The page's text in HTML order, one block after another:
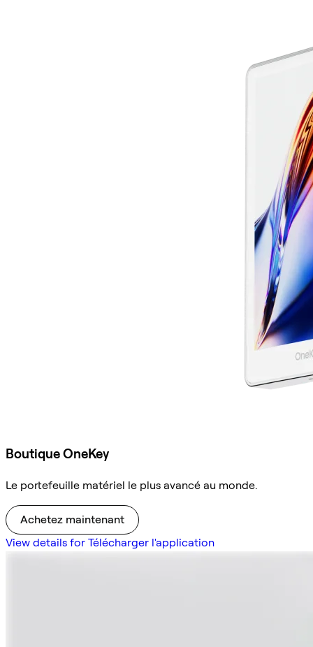
Boutique OneKey
Le portefeuille matériel le plus avancé au monde.
Achetez maintenant
View details for Télécharger l'application